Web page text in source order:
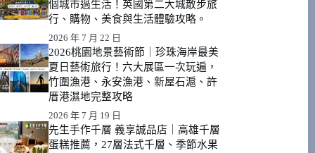
個城市過生活！英國第二大城散步旅
行、購物、美食與生活體驗攻略。
2026 年 7 月 22 日
2026桃園地景藝術節｜珍珠海岸最美
夏日藝術旅行！六大展區一次玩遍，
竹圍漁港、永安漁港、新屋石滬、許
厝港濕地完整攻略
2026 年 7 月 19 日
先生手作千層 義享誠品店｜高雄千層
蛋糕推薦，27層法式千層、季節水果